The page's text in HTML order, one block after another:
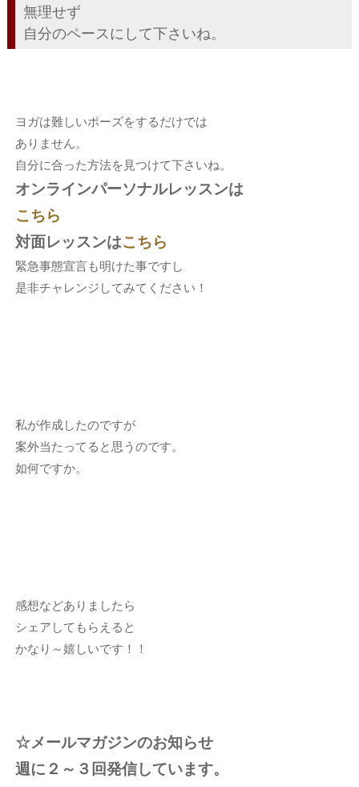
無理せず
自分のペースにして下さいね。
ヨガは難しいポーズをするだけでは
ありません。
自分に合った方法を見つけて下さいね。
オンラインパーソナルレッスンは
こちら
対面レッスンはこちら
緊急事態宣言も明けた事ですし
是非チャレンジしてみてください！
私が作成したのですが
案外当たってると思うのです。
如何ですか。
感想などありましたら
シェアしてもらえると
かなり～嬉しいです！！
☆メールマガジンのお知らせ
週に２～３回発信しています。